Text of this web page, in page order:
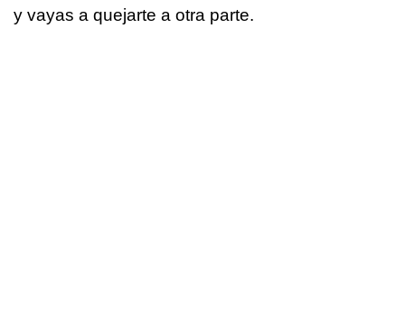
y vayas a quejarte a otra parte.